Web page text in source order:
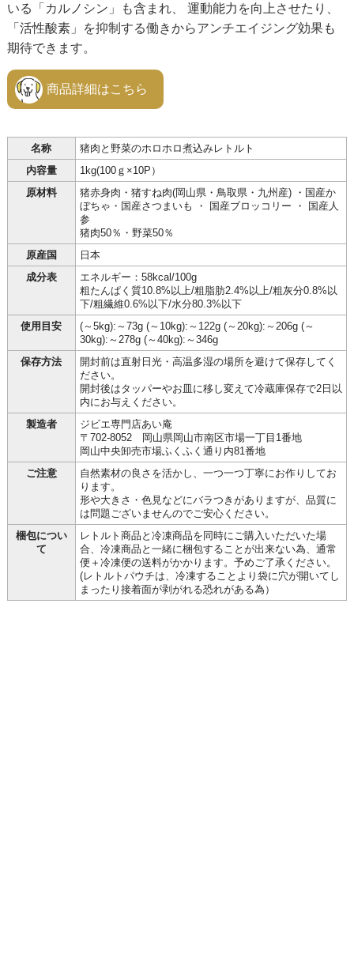
いる「カルノシン」も含まれ、 運動能力を向上させたり、
「活性酸素」を抑制する働きからアンチエイジング効果も
期待できます。
商品詳細はこちら
名称
猪肉と野菜のホロホロ煮込みレトルト
内容量
1kg(100ｇ×10P）
原材料
猪赤身肉・猪すね肉(岡山県・鳥取県・九州産) ・国産か
ぼちゃ・国産さつまいも ・ 国産ブロッコリー ・ 国産人
参
猪肉50％・野菜50％
原産国
日本
成分表
エネルギー：58kcal/100g
粗たんぱく質10.8%以上/粗脂肪2.4%以上/粗灰分0.8%以
下/粗繊維0.6%以下/水分80.3%以下
使用目安
(～5kg):～73g (～10kg):～122g (～20kg):～206g (～
30kg):～278g (～40kg):～346g
保存方法
開封前は直射日光・高温多湿の場所を避けて保存してく
ださい。
開封後はタッパーやお皿に移し変えて冷蔵庫保存で2日以
内にお与えください。
製造者
ジビエ専門店あい庵
〒702-8052 岡山県岡山市南区市場一丁目1番地
岡山中央卸売市場ふくふく通り内81番地
ご注意
自然素材の良さを活かし、一つ一つ丁寧にお作りしてお
ります。
形や大きさ・色見などにバラつきがありますが、品質に
は問題ございませんのでご安心ください。
梱包につい
て
レトルト商品と冷凍商品を同時にご購入いただいた場
合、冷凍商品と一緒に梱包することが出来ない為、通常
便＋冷凍便の送料がかかります。予めご了承ください。
(レトルトパウチは、冷凍することより袋に穴が開いてし
まったり接着面が剥がれる恐れがある為）